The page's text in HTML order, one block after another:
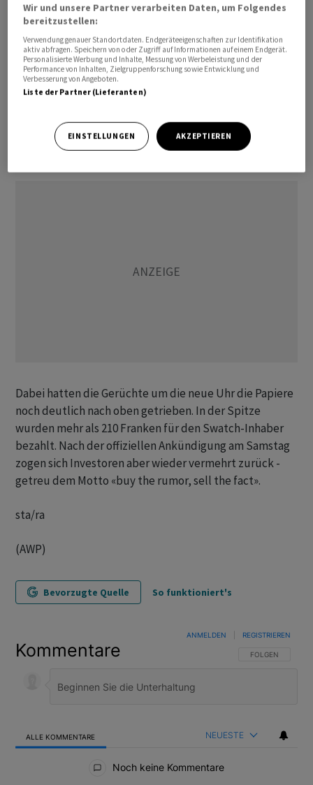
gelinge Hayek nicht, darauf Antworten zu finden, so der
Tenor.
Ob es nun zu einem breiten Abverkauf unter «Wood-
Aktionären» kommt, bleibt abzuwarten. Sollten zudem
Uhr von Swatch und Audemars Piguet nicht die
Erwartungen erfüllen, dürfte dies erneut zur
Unzufriedenheit beitragen.
Dabei hatten die Gerüchte um die neue Uhr die Papiere
noch deutlich nach oben getrieben. In der Spitze
wurden mehr als 210 Franken für den Swatch-Inhaber
bezahlt. Nach der offiziellen Ankündigung am Samstag
zogen sich Investoren aber wieder vermehrt zurück -
getreu dem Motto «buy the rumor, sell the fact».
sta/ra
(AWP)
Bevorzugte Quelle So funktioniert's
Kommentare FOLGE DIESER
FOLGEN
ANMELDEN REGISTRIEREN
ALLE KOMMENTARE NEUESTE
Noch keine Kommentare
Wir und unsere Partner verarbeiten Daten, um Folgendes
bereitzustellen:
Verwendung genauer Standortdaten. Endgeräteeigenschaften zur Identifikation
aktiv abfragen. Speichern von oder Zugriff auf Informationen auf einem Endgerät.
Personalisierte Werbung und Inhalte, Messung von Werbeleistung und der
Performance von Inhalten, Zielgruppenforschung sowie Entwicklung und
Verbesserung von Angeboten.
Liste der Partner (Lieferanten)
EINSTELLUNGEN AKZEPTIEREN